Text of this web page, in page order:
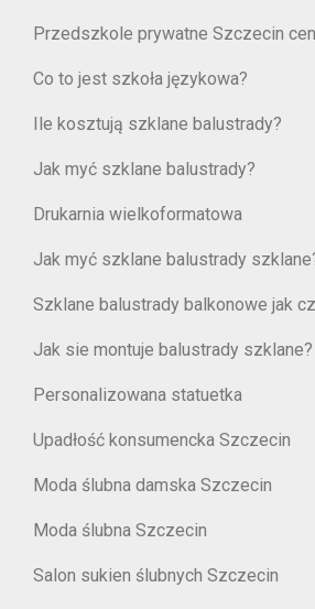
Przedszkole prywatne Szczecin
Co to jest szkoła językowa?
Ile kosztują szklane balustrady?
Jak myć szklane balustrady?
Drukarnia wielkoformatowa
Jak myć szklane balustrady
Szklane balustrady balkonowe jak
Jak sie montuje balustrady szklane?
Personalizowana statuetka
Upadłość konsumencka Szczecin
Moda ślubna damska Szczecin
Moda ślubna Szczecin
Salon sukien ślubnych Szczecin